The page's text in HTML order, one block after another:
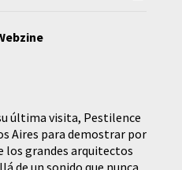
última visita, Pestilence
Aires para demostrar por
los grandes arquitectos
de un sonido que nunca